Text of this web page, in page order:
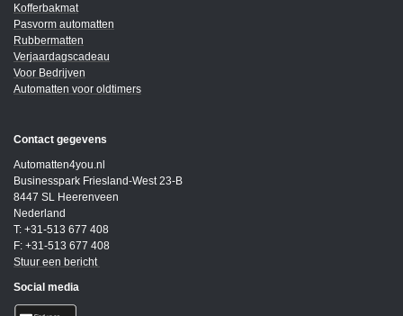
Kofferbakmat
Pasvorm automatten
Rubbermatten
Verjaardagscadeau
Voor Bedrijven
Automatten voor oldtimers
Contact gegevens
Automatten4you.nl
Businesspark Friesland-West 23-B
8447 SL Heerenveen
Nederland
T: +31-513 677 408
F: +31-513 677 408
Stuur een bericht
Social media